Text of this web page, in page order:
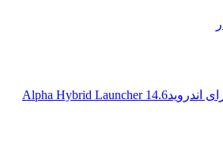
اندرویدAlpha Hybrid Launcher 14.6